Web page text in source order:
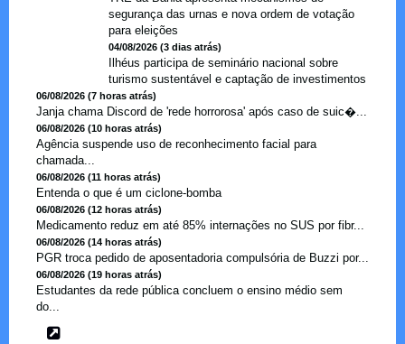
segurança das urnas e nova ordem de votação
para eleições
04/08/2026 (3 dias atrás)
Ilhéus participa de seminário nacional sobre
turismo sustentável e captação de investimentos
06/08/2026 (7 horas atrás)
Janja chama Discord de 'rede horrorosa' após caso de suic�...
06/08/2026 (10 horas atrás)
Agência suspende uso de reconhecimento facial para
chamada...
06/08/2026 (11 horas atrás)
Entenda o que é um ciclone-bomba
06/08/2026 (12 horas atrás)
Medicamento reduz em até 85% internações no SUS por fibr...
06/08/2026 (14 horas atrás)
PGR troca pedido de aposentadoria compulsória de Buzzi por...
06/08/2026 (19 horas atrás)
Estudantes da rede pública concluem o ensino médio sem
do...